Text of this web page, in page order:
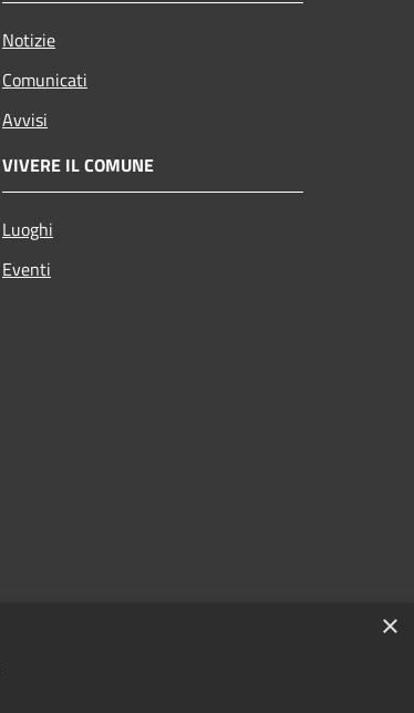
Notizie
Comunicati
Avvisi
VIVERE IL COMUNE
Luoghi
Eventi
×